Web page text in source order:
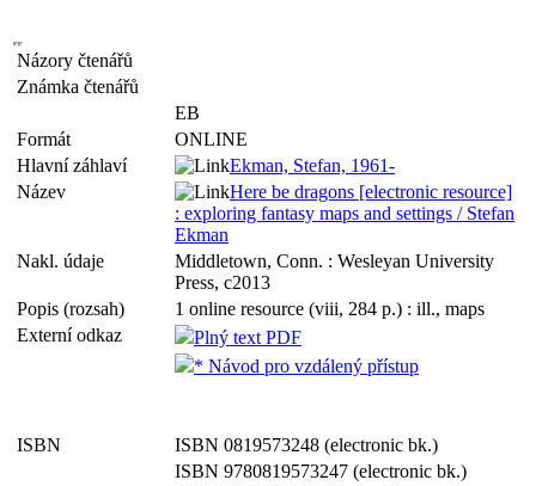
Názory čtenářů
Známka čtenářů
EB
Formát
ONLINE
Hlavní záhlaví
Ekman, Stefan, 1961-
Název
Here be dragons [electronic resource]
: exploring fantasy maps and settings / Stefan
Ekman
Nakl. údaje
Middletown, Conn. : Wesleyan University
Press, c2013
Popis (rozsah)
1 online resource (viii, 284 p.) : ill., maps
Externí odkaz
Plný text PDF
* Návod pro vzdálený přístup
ISBN
ISBN 0819573248 (electronic bk.)
ISBN 9780819573247 (electronic bk.)